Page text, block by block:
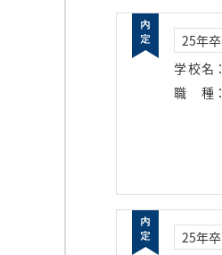
25年卒
学校名 ：
職種 ：
25年卒